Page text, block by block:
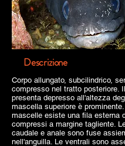
Descrizione
Corpo allungato, subcilindrico,
compresso nel tratto posteriore.
presenta depresso all'altezza
mascella superiore è
mascelle esiste una fila esterna
compressi a margine tagliente.
caudale e anale sono fuse
nell'anguilla. Le ventrali sono